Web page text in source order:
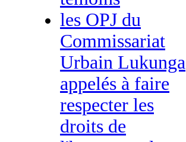
les OPJ du
Commissariat
Urbain Lukunga
appelés à faire
respecter les
droits de